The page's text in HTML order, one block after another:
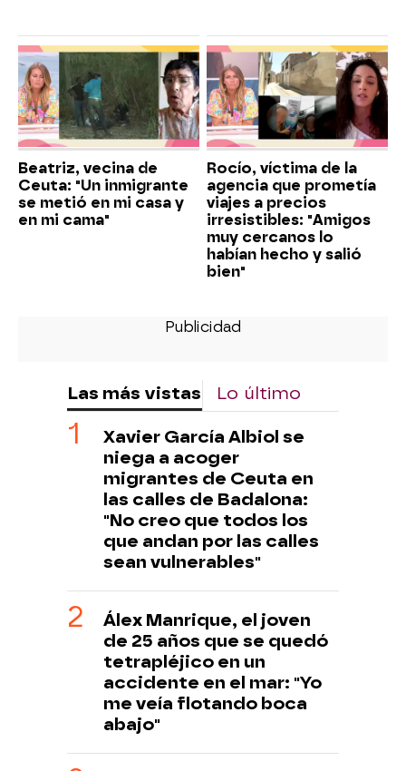
Beatriz, vecina de
Ceuta: "Un inmigrante
se metió en mi casa y
en mi cama"
Rocío, víctima de la
agencia que prometía
viajes a precios
irresistibles: "Amigos
muy cercanos lo
habían hecho y salió
bien"
Las más vistas Lo último
Xavier García Albiol se
niega a acoger
migrantes de Ceuta en
las calles de Badalona:
"No creo que todos los
que andan por las calles
sean vulnerables"
Álex Manrique, el joven
de 25 años que se quedó
tetrapléjico en un
accidente en el mar: "Yo
me veía flotando boca
abajo"